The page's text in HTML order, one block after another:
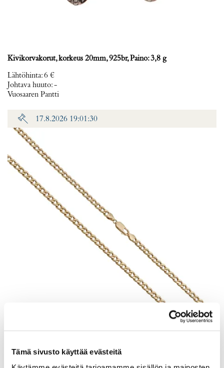
Tämä sivusto käyttää evästeitä
Kivikorvakorut, korkeus 20mm, 925br, Paino: 3,8 g
Lähtöhinta:6 €
Johtava huuto:-
Vuosaaren Pantti
17.8.2026 19:01:30
Tarjous: (1)